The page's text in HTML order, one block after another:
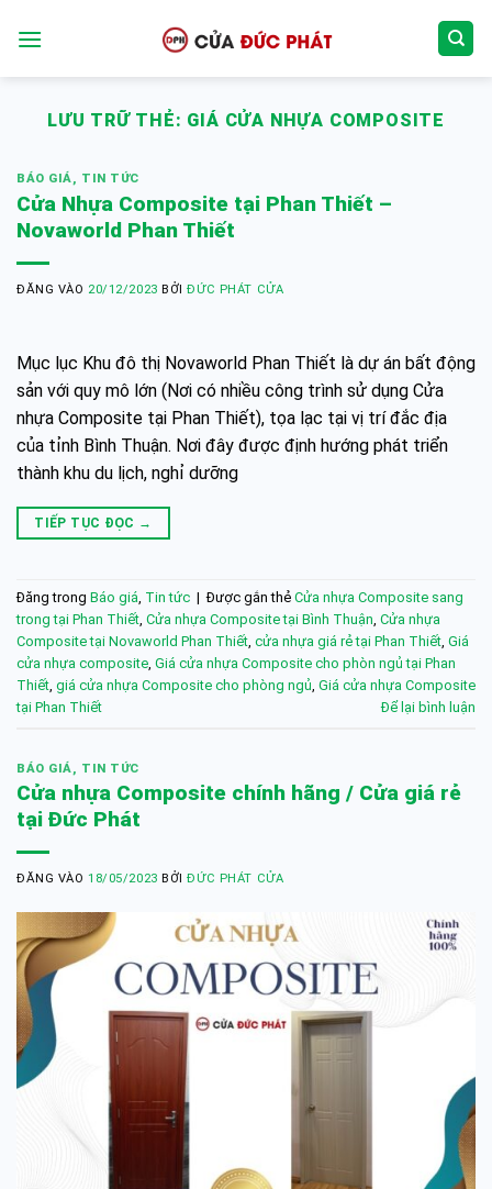
qua
LƯU TRỮ THẺ: GIÁ CỬA NHỰA COMPOSITE
BÁO GIÁ, TIN TỨC
Cửa Nhựa Composite tại Phan Thiết –
Novaworld Phan Thiết
ĐĂNG VÀO 20/12/2023 BỞIĐỨC PHÁT CỬA
Mục lục Khu đô thị Novaworld Phan Thiết là dự án bất động
sản với quy mô lớn (Nơi có nhiều công trình sử dụng Cửa
nhựa Composite tại Phan Thiết), tọa lạc tại vị trí đắc địa
của tỉnh Bình Thuận. Nơi đây được định hướng phát triển
thành khu du lịch, nghỉ dưỡng
TIẾP TỤC ĐỌC →
Đăng trong Báo giá Tin tức | Được gắn thẻ Cửa nhựa Composite sang
trong tại Phan Thiết Cửa nhựa Composite tại Bình Thuận Cửa nhựa
Composite tại Novaworld Phan Thiết cửa nhựa giá rẻ tại Phan Thiết Giá
cửa nhựa composite Giá cửa nhựa Composite cho phòn ngủ tại Phan
Thiết giá cửa nhựa Composite cho phòng ngủ Giá cửa nhựa Composite
tại Phan Thiết
Để lại bình luận
BÁO GIÁ, TIN TỨC
Cửa nhựa Composite chính hãng / Cửa giá rẻ
tại Đức Phát
ĐĂNG VÀO18/05/2023 BỞIĐỨC PHÁT CỬA